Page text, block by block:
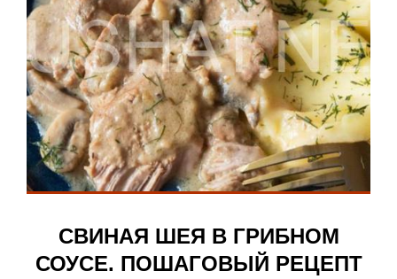
СВИНАЯ ШЕЯ В ГРИБНОМ
СОУСЕ. ПОШАГОВЫЙ РЕЦЕПТ